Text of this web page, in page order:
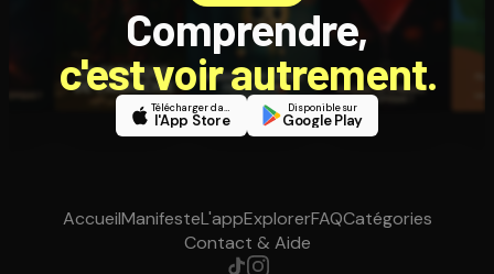
Comprendre,
c'est voir autrement.
Télécharger dans
l'App Store
Disponible sur
Google Play
AccueilManifesteL'appExplorerFAQCatégories
Contact & Aide